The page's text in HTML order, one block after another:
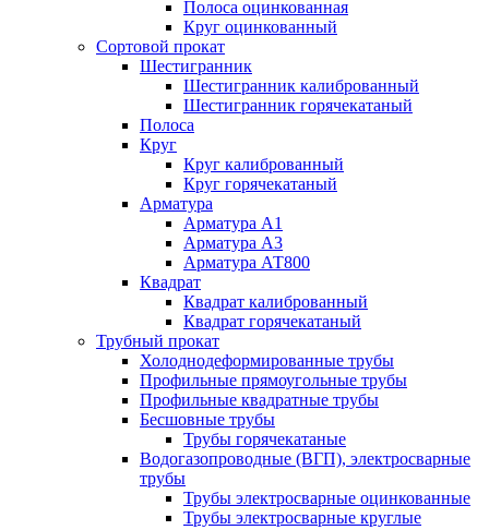
Полоса оцинкованная
Круг оцинкованный
Сортовой прокат
Шестигранник
Шестигранник калиброванный
Шестигранник горячекатаный
Полоса
Круг
Круг калиброванный
Круг горячекатаный
Арматура
Арматура А1
Арматура А3
Арматура АТ800
Квадрат
Квадрат калиброванный
Квадрат горячекатаный
Трубный прокат
Холоднодеформированные трубы
Профильные прямоугольные трубы
Профильные квадратные трубы
Бесшовные трубы
Трубы горячекатаные
Водогазопроводные (ВГП), электросварные
трубы
Трубы электросварные оцинкованные
Трубы электросварные круглые